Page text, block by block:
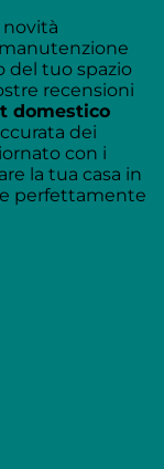
novità
del tuo spazio
recensioni
domestico
dei
con i
la tua casa in
perfettamente